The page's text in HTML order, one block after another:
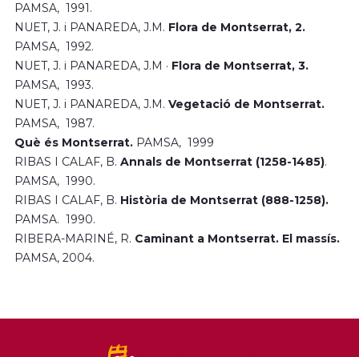
PAMSA, 1991.
NUET, J. i PANAREDA, J.M. Flora de Montserrat, 2.
PAMSA, 1992.
NUET, J. i PANAREDA, J.M · Flora de Montserrat, 3.
PAMSA, 1993.
NUET, J. i PANAREDA, J.M. Vegetació de Montserrat.
PAMSA, 1987.
Què és Montserrat. PAMSA, 1999
RIBAS I CALAF, B. Annals de Montserrat (1258-1485).
PAMSA, 1990.
RIBAS I CALAF, B. Història de Montserrat (888-1258).
PAMSA. 1990.
RIBERA-MARINÉ, R. Caminant a Montserrat. El massís.
PAMSA, 2004.